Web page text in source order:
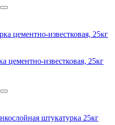
цементно-известковая, 25кг